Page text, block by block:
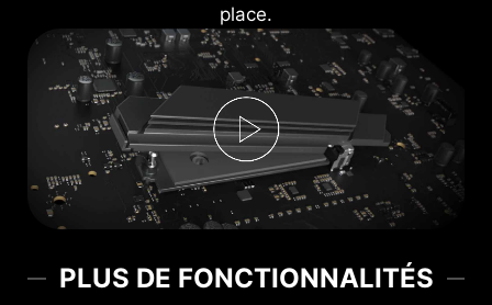
place.
PLUS DE FONCTIONNALITÉS